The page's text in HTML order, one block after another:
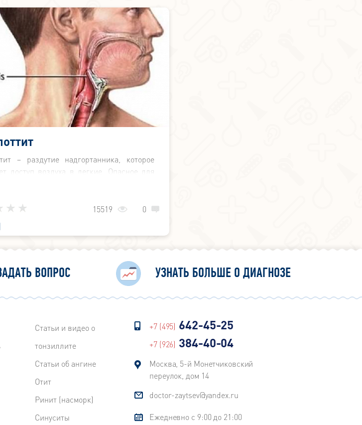
– раздутие надгортанника, которое
доступ воздуха в легкие. Опасное для
и вирусные инфекции, ожог, раны
15519 0
ВОПРОС УЗНАТЬ БОЛЬШЕ О ДИАГНОЗЕ
Статьи и видео о
тонзиллите
Статьи об ангине
Отит
Ринит (насморк)
Синуситы
+7 (495) 642-45-25
+7 (926) 384-40-04
Москва, 5-й Монетчиковский
переулок, дом 14
doctor-zaytsev@yandex.ru
Ежедневно с 9:00 до 21:00